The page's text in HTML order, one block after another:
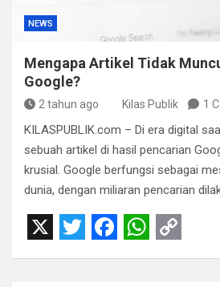
NEWS
Mengapa Artikel Tidak
Google?
2 tahun ago Kilas Publik 1
KILASPUBLIK.com – Di era digital
sebuah artikel di hasil pencarian
krusial. Google berfungsi sebagai
dunia, dengan miliaran pencarian
X T F W C